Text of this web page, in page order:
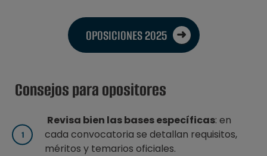
OPOSICIONES 2025
Consejos para opositores
Revisa bien las bases específicas: en
cada convocatoria se detallan requisitos,
méritos y temarios oficiales.